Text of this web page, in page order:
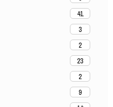
41
3
2
23
2
9